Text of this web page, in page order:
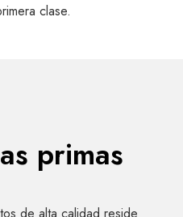
clase.
primas
de alta calidad reside